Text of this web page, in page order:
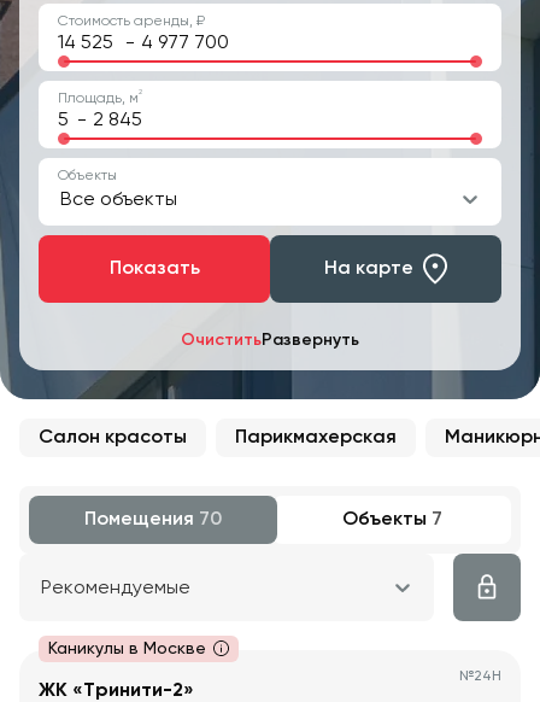
ОчиститьРазвернуть
Стоимость аренды, ₽
-
Площадь, м2
-
Объекты
Все объекты
Показать На карте
Салон красоты Парикмахерская
Помещения 70 Объекты 7
Рекомендуемые
Каникулы в Москве
№24Н
ЖК «Тринити-2»